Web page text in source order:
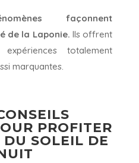
façonnent
de la Laponie. Ils offrent
totalement
marquantes.
PROFITER
SOLEIL DE